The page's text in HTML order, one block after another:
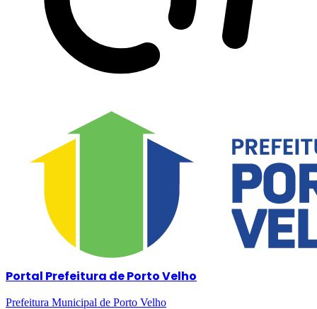
Portal Prefeitura de Porto Velho
Prefeitura Municipal de Porto Velho